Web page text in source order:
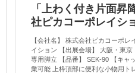
「上わく付き片面昇
社ピカコーポレイシ
【会社名】 株式会社ピカコーポ
イション 【出展会場】 大阪・東
専用脚立 【品番】 SEK-90 【キャ
業可能 上枠頂部に便利な小物用ト